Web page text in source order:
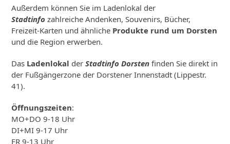
Außerdem können Sie im Ladenlokal der
Stadtinfo zahlreiche Andenken, Souvenirs, Bücher,
Freizeit-Karten und ähnliche Produkte rund um Dorsten
und die Region erwerben.
Das Ladenlokal derStadtinfo Dorsten finden Sie direkt in
der Fußgängerzone der Dorstener Innenstadt (Lippestr.
41).
Öffnungszeiten:
MO+DO 9-18 Uhr
DI+MI 9-17 Uhr
FR 9-13 Uhr